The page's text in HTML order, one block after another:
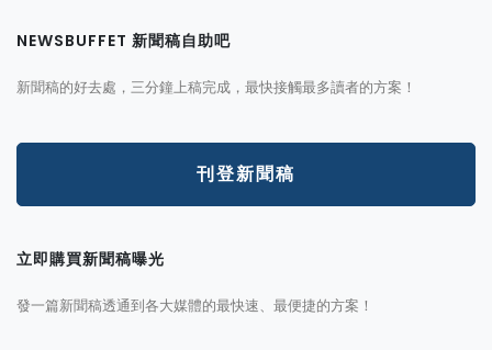
NEWSBUFFET 新聞稿自助吧
新聞稿的好去處，三分鐘上稿完成，最快接觸最多讀者的方案！
刊登新聞稿
立即購買新聞稿曝光
發一篇新聞稿透通到各大媒體的最快速、最便捷的方案！